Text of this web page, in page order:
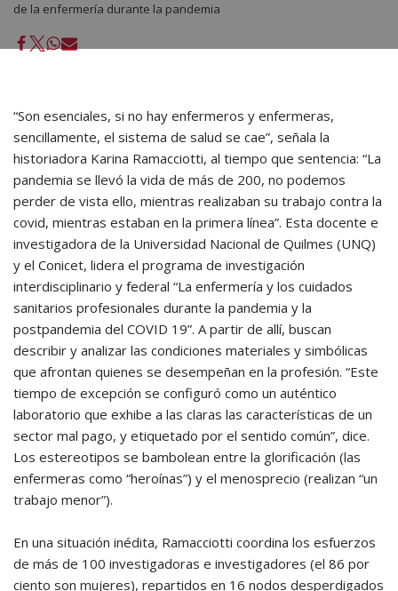
de la enfermería durante la pandemia
“Son esenciales, si no hay enfermeros y enfermeras,
sencillamente, el sistema de salud se cae”, señala la
historiadora Karina Ramacciotti, al tiempo que sentencia: “La
pandemia se llevó la vida de más de 200, no podemos
perder de vista ello, mientras realizaban su trabajo contra la
covid, mientras estaban en la primera línea”. Esta docente e
investigadora de la Universidad Nacional de Quilmes (UNQ)
y el Conicet, lidera el programa de investigación
interdisciplinario y federal “La enfermería y los cuidados
sanitarios profesionales durante la pandemia y la
postpandemia del COVID 19”. A partir de allí, buscan
describir y analizar las condiciones materiales y simbólicas
que afrontan quienes se desempeñan en la profesión. “Este
tiempo de excepción se configuró como un auténtico
laboratorio que exhibe a las claras las características de un
sector mal pago, y etiquetado por el sentido común”, dice.
Los estereotipos se bambolean entre la glorificación (las
enfermeras como “heroínas”) y el menosprecio (realizan “un
trabajo menor”).
En una situación inédita, Ramacciotti coordina los esfuerzos
de más de 100 investigadoras e investigadores (el 86 por
ciento son mujeres), repartidos en 16 nodos desperdigados